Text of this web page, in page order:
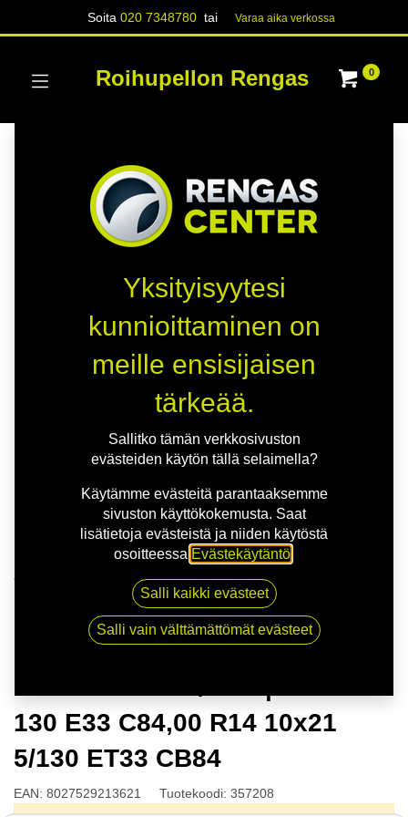
Soita020 7348780 tai Varaa aika verk​​​​ossa
Roihupellon Rengas 0
MSW 51 G.BLK/POL | 10X21 5-130 E33 C84,00 R14
10x21 5/130 ET33 CB84
130 E33 C84,00 R14 10x21
5/130 ET33 CB84
EAN: 8027529213621 Tuotekoodi: 357208
Yksityisyytesi
kunnioittaminen on
meille ensisijaisen
tärkeää.
Sallitko tämän verkkosivuston
evästeiden käytön tällä selaimella?
Käytämme evästeitä parantaaksemme
sivuston käyttökokemusta. Saat
lisätietoja evästeistä ja niiden käytöstä
osoitteessa Evästekäytäntö
Salli kaikki evästeet
Salli vain välttämättömät evästeet